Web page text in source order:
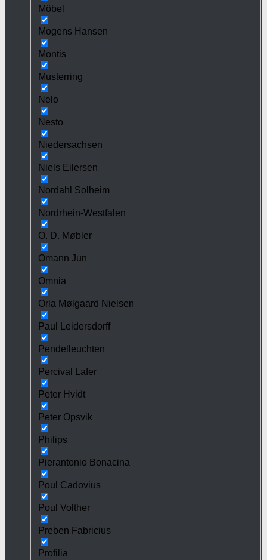
Möbel
Mogens Hansen
Montis
Musterring
Nelo
Nesto
Niedersachsen
Niels Eilersen
Nordahl Solheim
Nordrhein-Westfalen
O. D. Møbler
Omann Jun
Omnia
Orla Mølgaard Nielsen
Paul Leidersdorff
Pendelleuchten
Percival Lafer
Peter Hvidt
Peter Opsvik
Philips
Pierantonio Bonacina
Poul Cadovius
Poul Volther
Preben Fabricius
Profilia